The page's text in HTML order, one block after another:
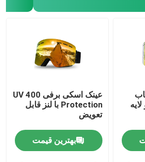
عینک اسکی برفی UV 400
Protection با لنز قابل
تعویض
بهترین قیمت